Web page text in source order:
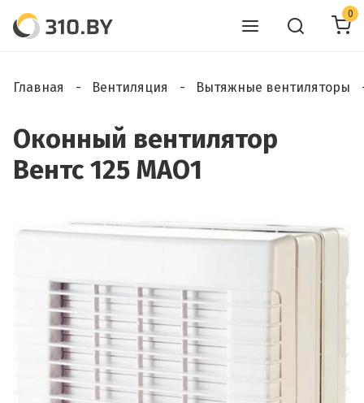
0
Главная Вентиляция Вытяжные вентиляторы
Оконный вентилятор
Вентс 125 МАО1